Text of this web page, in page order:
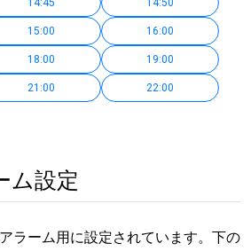
14:45 14:50
15:00 16:00
18:00 19:00
21:00 22:00
ム設定
ラーム用に設定されています。下の